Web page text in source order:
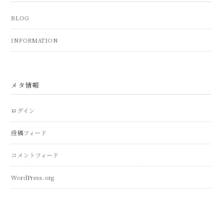
BLOG
INFORMATION
メタ情報
ログイン
投稿フィード
コメントフィード
WordPress.org